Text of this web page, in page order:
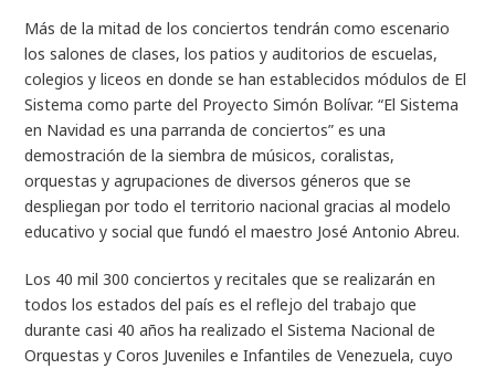
Más de la mitad de los conciertos tendrán como escenario
los salones de clases, los patios y auditorios de escuelas,
colegios y liceos en donde se han establecidos módulos de El
Sistema como parte del Proyecto Simón Bolívar. “El Sistema
en Navidad es una parranda de conciertos” es una
demostración de la siembra de músicos, coralistas,
orquestas y agrupaciones de diversos géneros que se
despliegan por todo el territorio nacional gracias al modelo
educativo y social que fundó el maestro José Antonio Abreu.
Los 40 mil 300 conciertos y recitales que se realizarán en
todos los estados del país es el reflejo del trabajo que
durante casi 40 años ha realizado el Sistema Nacional de
Orquestas y Coros Juveniles e Infantiles de Venezuela, cuyo